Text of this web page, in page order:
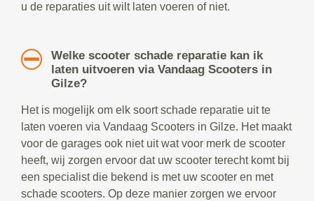
u de reparaties uit wilt laten voeren of niet.
Welke scooter schade reparatie kan ik
laten uitvoeren via Vandaag Scooters in
Gilze?
Het is mogelijk om elk soort schade reparatie uit te
laten voeren via Vandaag Scooters in Gilze. Het maakt
voor de garages ook niet uit wat voor merk de scooter
heeft, wij zorgen ervoor dat uw scooter terecht komt bij
een specialist die bekend is met uw scooter en met
schade scooters. Op deze manier zorgen we ervoor